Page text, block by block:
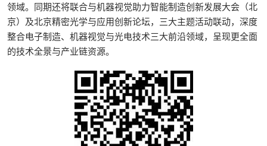
领域。同期还将联合与机器视觉助力智能制造创新发展大会（北
京）及北京精密光学与应用创新论坛，三大主题活动联动，深度
整合电子制造、机器视觉与光电技术三大前沿领域，呈现更全面
的技术全景与产业链资源。